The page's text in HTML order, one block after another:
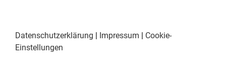
Datenschutzerklärung | Impressum | Cookie-
Einstellungen